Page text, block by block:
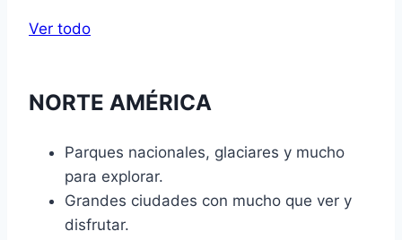
Ver todo
NORTE AMÉRICA
Parques nacionales, glaciares y mucho
para explorar.
Grandes ciudades con mucho que ver y
disfrutar.